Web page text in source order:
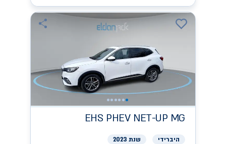
MG
EHS PHEV NET-UP
היברידי שנת 2023